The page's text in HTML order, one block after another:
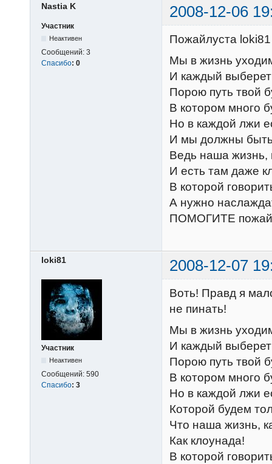
Nastia K 2008-12-06
Участник
Неактивен
Сообщений: 3
Спасибо: 0
Пожайлуста
Мы в жизнь
И каждый выберет
Порою путь твой
В котором много
Но в каждой лжи
И мы должны
Ведь наша жизнь,
И есть там даже
В которой
А нужно
ПОМОГИТЕ
loki81 2008-12-07
Участник
Неактивен
Сообщений: 590
Спасибо: 3
Воть! Правд я
не пинать!
Мы в жизнь
И каждый выберет
Порою путь твой
В котором много
Но в каждой лжи
Которой будем
Что наша жизнь,
Как клоунада!
В которой